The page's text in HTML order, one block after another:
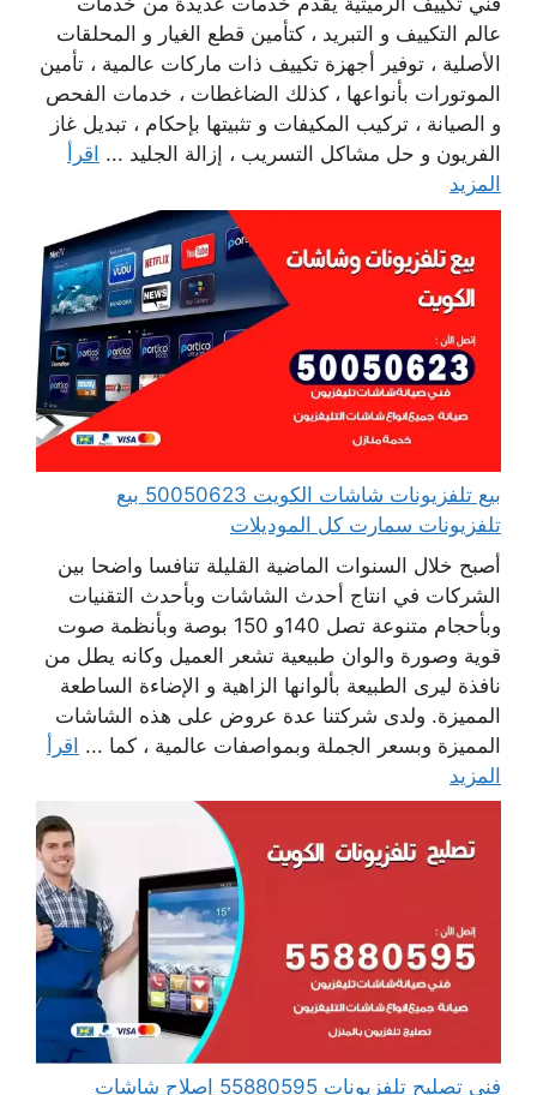
عالم التكييف و التبريد ، كتأمين قطع الغيار و المحلقات
الأصلية ، توفير أجهزة تكييف ذات ماركات عالمية ، تأمين
الموتورات بأنواعها ، كذلك الضاغطات ، خدمات الفحص
و الصيانة ، تركيب المكيفات و تثبيتها بإحكام ، تبديل غاز
الفريون و حل مشاكل التسريب ، إزالة الجليد ... اقرأ
المزيد
بيع تلفزيونات شاشات الكويت 50050623 بيع
تلفزيونات سمارت كل الموديلات
أصبح خلال السنوات الماضية القليلة تنافسا واضحا بين
الشركات في انتاج أحدث الشاشات وبأحدث التقنيات
وبأحجام متنوعة تصل 140و 150 بوصة وبأنظمة صوت
قوية وصورة والوان طبيعية تشعر العميل وكانه يطل من
نافذة ليرى الطبيعة بألوانها الزاهية و الإضاءة الساطعة
المميزة. ولدى شركتنا عدة عروض على هذه الشاشات
المميزة وبسعر الجملة وبمواصفات عالمية ، كما ... اقرأ
المزيد
فني تصليح تلفزيونات 55880595 إصلاح شاشات